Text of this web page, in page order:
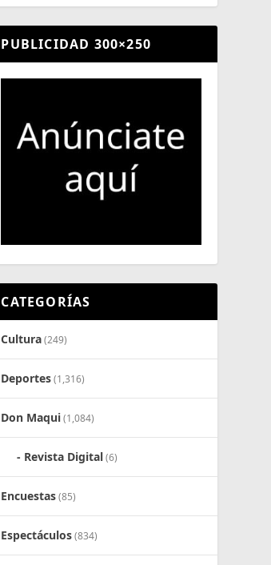
PUBLICIDAD 300×250
CATEGORÍAS
Cultura(249)
Deportes(1,316)
Don Maqui(1,084)
Revista Digital(6)
Encuestas(85)
Espectáculos(834)